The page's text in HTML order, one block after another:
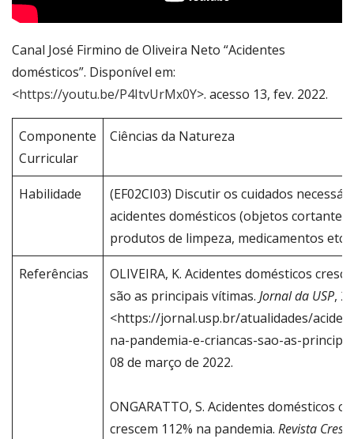
Canal José Firmino de Oliveira Neto “Acidentes
domésticos”. Disponível em:
<https://youtu.be/P4ItvUrMx0Y>. acesso 13, fev. 2022.
Componente
Curricular
Ciências da Natureza
Habilidade
(EF02CI03) Discutir os cuidados
acidentes domésticos (objetos cortantes
produtos de limpeza, medicamentos etc.).
Referências
OLIVEIRA, K. Acidentes domésticos
são as principais vítimas. Jornal da USP,
<https://jornal.usp.br/atualidades/
na-pandemia-e-criancas-sao-as-
08 de março de 2022.
ONGARATTO, S. Acidentes domésticos
crescem 112% na pandemia. Revista